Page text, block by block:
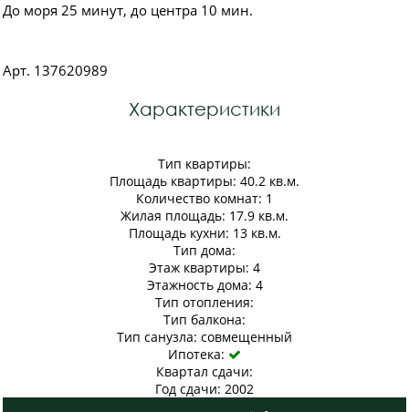
До моря 25 минут, до центра 10 мин.
Арт. 137620989
Характеристики
Тип квартиры:
Площадь квартиры: 40.2 кв.м.
Количество комнат: 1
Жилая площадь: 17.9 кв.м.
Площадь кухни: 13 кв.м.
Тип дома:
Этаж квартиры: 4
Этажность дома: 4
Тип отопления:
Тип балкона:
Тип санузла: совмещенный
Ипотека: 
Квартал сдачи:
Год сдачи: 2002